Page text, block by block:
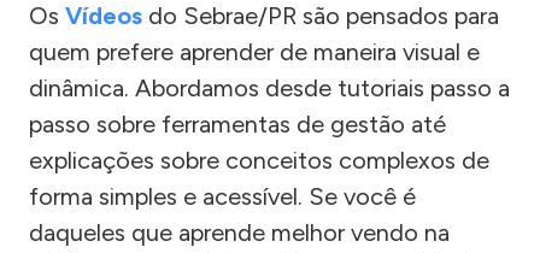
Os Vídeos do Sebrae/PR são pensados para
quem prefere aprender de maneira visual e
dinâmica. Abordamos desde tutoriais passo a
passo sobre ferramentas de gestão até
explicações sobre conceitos complexos de
forma simples e acessível. Se você é
daqueles que aprende melhor vendo na